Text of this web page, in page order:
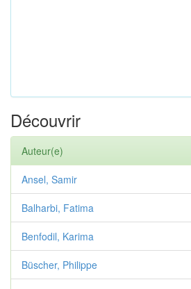
Découvrir
Auteur(e)
Ansel, Samir
Balharbi, Fatima
Benfodil, Karima
Büscher, Philippe